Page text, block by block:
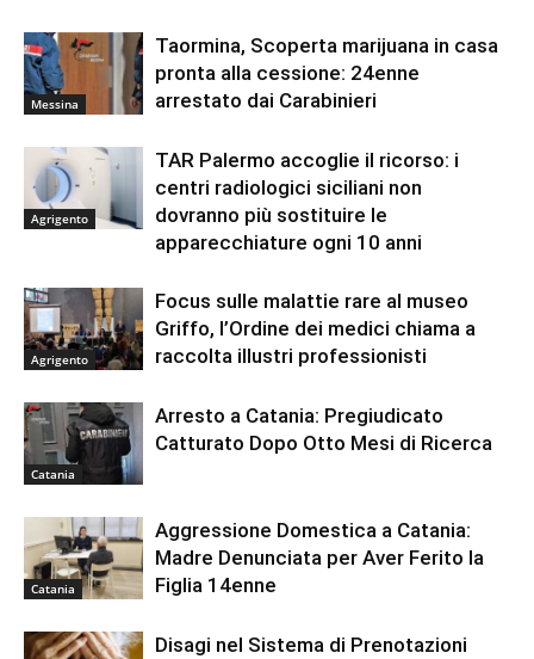
Messina
Taormina, Scoperta marijuana in casa
pronta alla cessione: 24enne
arrestato dai Carabinieri
Agrigento
TAR Palermo accoglie il ricorso: i
centri radiologici siciliani non
dovranno più sostituire le
apparecchiature ogni 10 anni
Agrigento
Focus sulle malattie rare al museo
Griffo, l’Ordine dei medici chiama a
raccolta illustri professionisti
Catania
Arresto a Catania: Pregiudicato
Catturato Dopo Otto Mesi di Ricerca
Catania
Aggressione Domestica a Catania:
Madre Denunciata per Aver Ferito la
Figlia 14enne
Disagi nel Sistema di Prenotazioni